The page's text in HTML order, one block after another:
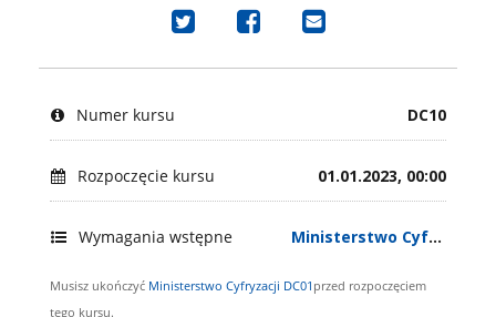
Udostępnij
na
Tweeterze,
się
na
ten
kurs
Udostępnij
na
Facebook'u
się,
zapisałeś
się
ten
Wyślij
e-
mail
pochwal
się,
że
zapisałeś
się
ten
Numer kursu DC10
Rozpoczęcie kursu 01.01.2023, 00:00
Wymagania wstępne Ministerstwo Cyfryzacji DC01
Musisz ukończyć Ministerstwo Cyfryzacji DC01 przed rozpoczęciem
tego kursu.